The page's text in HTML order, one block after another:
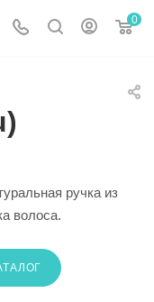
0
ручка из
волоса.